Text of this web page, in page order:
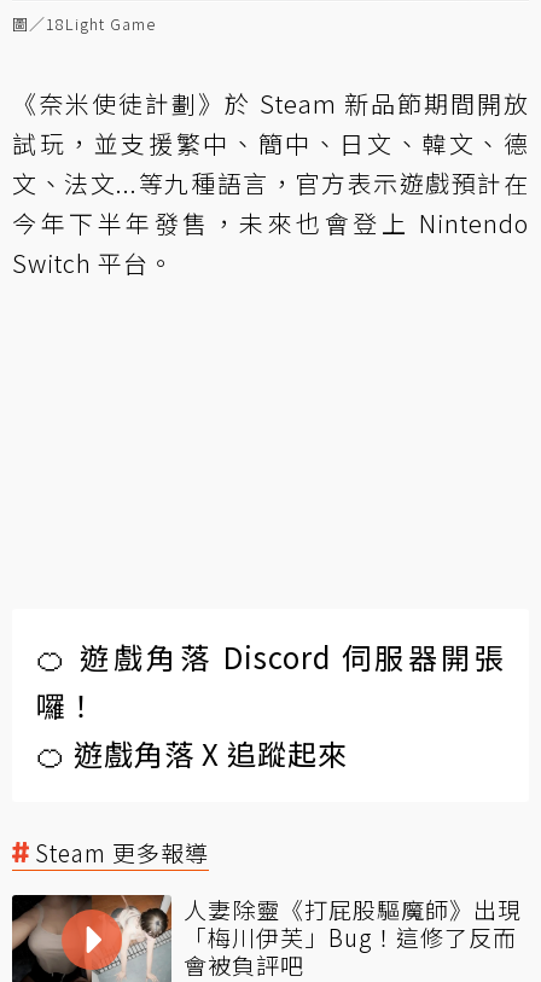
圖／18Light Game
《奈米使徒計劃》於 Steam 新品節期間開放
試玩，並支援繁中、簡中、日文、韓文、德
文、法文...等九種語言，官方表示遊戲預計在
今年下半年發售，未來也會登上 Nintendo
Switch 平台。
🍊 遊戲角落 Discord 伺服器開張
囉！
🍊 遊戲角落 X 追蹤起來
Steam 更多報導
人妻除靈《打屁股驅魔師》出現
「梅川伊芙」Bug！這修了反而
會被負評吧